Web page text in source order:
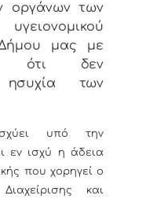
οργάνων των
μας με
ότι δεν
ησυχία των
υπό την
εν ισχύ η άδεια
που χορηγεί ο
και